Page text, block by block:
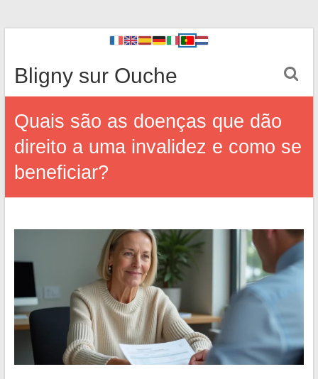
Bligny sur Ouche
Quais são as doenças que dão
direito a uma invalidez e como se
beneficiar?